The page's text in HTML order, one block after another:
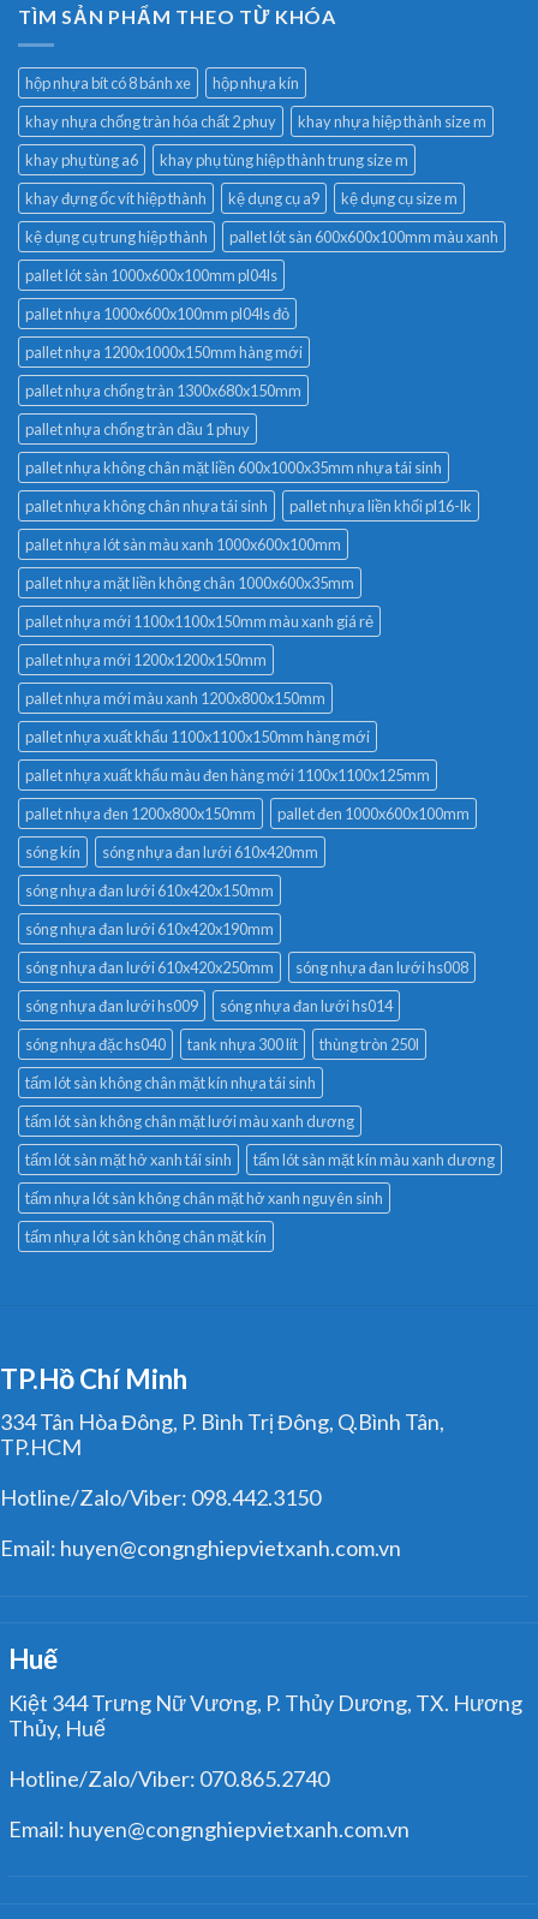
TÌM SẢN PHẨM THEO TỪ KHÓA
hộp nhựa bít có 8 bánh xe
hộp nhựa kín
khay nhựa chống tràn hóa chất 2 phuy
khay nhựa hiệp thành size m
khay phụ tùng a6
khay phụ tùng hiệp thành trung size m
khay đựng ốc vít hiệp thành
kệ dụng cụ a9
kệ dụng cụ size m
kệ dụng cụ trung hiệp thành
pallet lót sàn 600x600x100mm màu xanh
pallet lót sàn 1000x600x100mm pl04ls
pallet nhựa 1000x600x100mm pl04ls đỏ
pallet nhựa 1200x1000x150mm hàng mới
pallet nhựa chống tràn 1300x680x150mm
pallet nhựa chống tràn dầu 1 phuy
pallet nhựa không chân mặt liền 600x1000x35mm nhựa tái sinh
pallet nhựa không chân nhựa tái sinh
pallet nhựa liền khối pl16-lk
pallet nhựa lót sàn màu xanh 1000x600x100mm
pallet nhựa mặt liền không chân 1000x600x35mm
pallet nhựa mới 1100x1100x150mm màu xanh giá rẻ
pallet nhựa mới 1200x1200x150mm
pallet nhựa mới màu xanh 1200x800x150mm
pallet nhựa xuất khẩu 1100x1100x150mm hàng mới
pallet nhựa xuất khẩu màu đen hàng mới 1100x1100x125mm
pallet nhựa đen 1200x800x150mm
pallet đen 1000x600x100mm
sóng kín
sóng nhựa đan lưới 610x420mm
sóng nhựa đan lưới 610x420x150mm
sóng nhựa đan lưới 610x420x190mm
sóng nhựa đan lưới 610x420x250mm
sóng nhựa đan lưới hs008
sóng nhựa đan lưới hs009
sóng nhựa đan lưới hs014
sóng nhựa đặc hs040
tank nhựa 300 lít
thùng tròn 250l
tấm lót sàn không chân mặt kín nhựa tái sinh
tấm lót sàn không chân mặt lưới màu xanh dương
tấm lót sàn mặt hở xanh tái sinh
tấm lót sàn mặt kín màu xanh dương
tấm nhựa lót sàn không chân mặt hở xanh nguyên sinh
tấm nhựa lót sàn không chân mặt kín
TP.Hồ Chí Minh
334 Tân Hòa Đông, P. Bình Trị Đông, Q.Bình Tân,
TP.HCM
Hotline/Zalo/Viber: 098.442.3150
Email: huyen@congnghiepvietxanh.com.vn
Huế
Kiệt 344 Trưng Nữ Vương, P. Thủy Dương, TX. Hương
Thủy, Huế
Hotline/Zalo/Viber: 070.865.2740
Email: huyen@congnghiepvietxanh.com.vn